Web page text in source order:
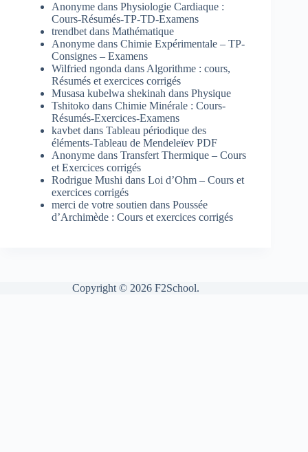
Anonyme dans Physiologie Cardiaque :
Cours-Résumés-TP-TD-Examens
trendbet dans Mathématique
Anonyme dans Chimie Expérimentale – TP-
Consignes – Examens
Wilfried ngonda dans Algorithme : cours,
Résumés et exercices corrigés
Musasa kubelwa shekinah dans Physique
Tshitoko dans Chimie Minérale : Cours-
Résumés-Exercices-Examens
kavbet dans Tableau périodique des
éléments-Tableau de Mendeleïev PDF
Anonyme dans Transfert Thermique – Cours
et Exercices corrigés
Rodrigue Mushi dans Loi d’Ohm – Cours et
exercices corrigés
merci de votre soutien dans Poussée
d’Archimède : Cours et exercices corrigés
Copyright © 2026 F2School.